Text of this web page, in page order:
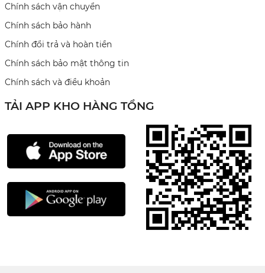
Chính sách vận chuyển
Chính sách bảo hành
Chính đổi trả và hoàn tiền
Chính sách bảo mật thông tin
Chính sách và điều khoản
TẢI APP KHO HÀNG TỔNG